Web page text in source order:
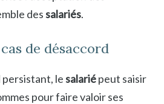
dessalariés.
de désaccord
persistant, lesalariépeut saisir
pour faire valoir ses